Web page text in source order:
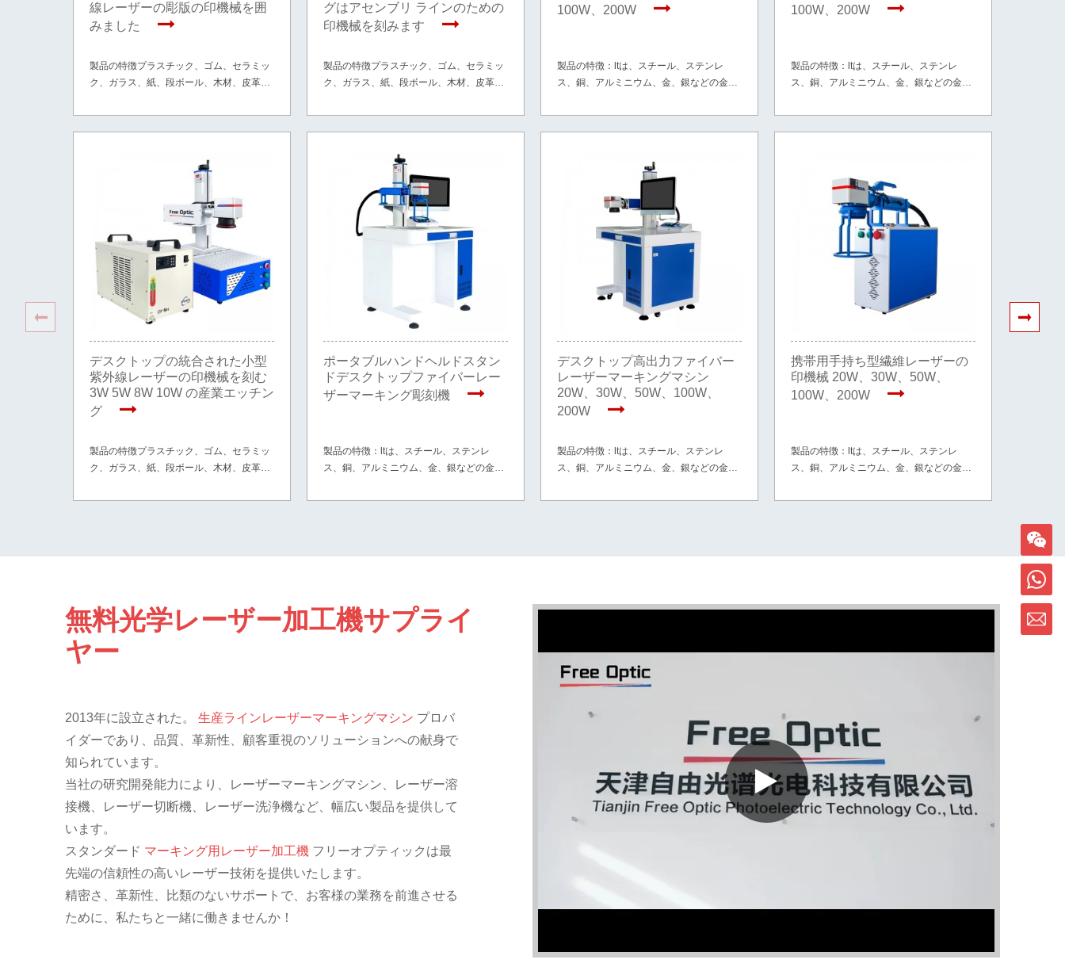
線レーザーの彫版の印機械を囲
みました
製品の特徴プラスチック、ゴム、セラミッ
ク、ガラス、紙、段ボール、木材、皮革な
グはアセンブリ ラインのための
印機械を刻みます
製品の特徴プラスチック、ゴム、セラミッ
ク、ガラス、紙、段ボール、木材、皮革な
100W、200W
製品の特徴：ltは、スチール、ステンレ
ス、銅、アルミニウム、金、銀などの金属
などの非金属材料の一部に適しています。
100W、200W
製品の特徴：ltは、スチール、ステンレ
ス、銅、アルミニウム、金、銀などの金属
などの非金属材料の一部に適しています。
デスクトップの統合された小型
紫外線レーザーの印機械を刻む
3W 5W 8W 10W の産業エッチン
グ
製品の特徴プラスチック、ゴム、セラミッ
ク、ガラス、紙、段ボール、木材、皮革な
ポータブルハンドヘルドスタン
ドデスクトップファイバーレー
ザーマーキング彫刻機
製品の特徴：ltは、スチール、ステンレ
ス、銅、アルミニウム、金、銀などの金属
などの非金属材料の一部に適しています。
デスクトップ高出力ファイバー
レーザーマーキングマシン
20W、30W、50W、100W、
200W
製品の特徴：ltは、スチール、ステンレ
ス、銅、アルミニウム、金、銀などの金属
などの非金属材料の一部に適しています。
携帯用手持ち型繊維レーザーの
印機械 20W、30W、50W、
100W、200W
製品の特徴：ltは、スチール、ステンレ
ス、銅、アルミニウム、金、銀などの金属
などの非金属材料の一部に適しています。
無料光学レーザー加工機サプライ
ヤー
2013年に設立された。 生産ラインレーザーマーキングマシン プロバ
イダーであり、品質、革新性、顧客重視のソリューションへの献身で
知られています。
当社の研究開発能力により、レーザーマーキングマシン、レーザー溶
接機、レーザー切断機、レーザー洗浄機など、幅広い製品を提供して
います。
スタンダード マーキング用レーザー加工機 フリーオプティックは最
先端の信頼性の高いレーザー技術を提供いたします。
精密さ、革新性、比類のないサポートで、お客様の業務を前進させる
ために、私たちと一緒に働きませんか！